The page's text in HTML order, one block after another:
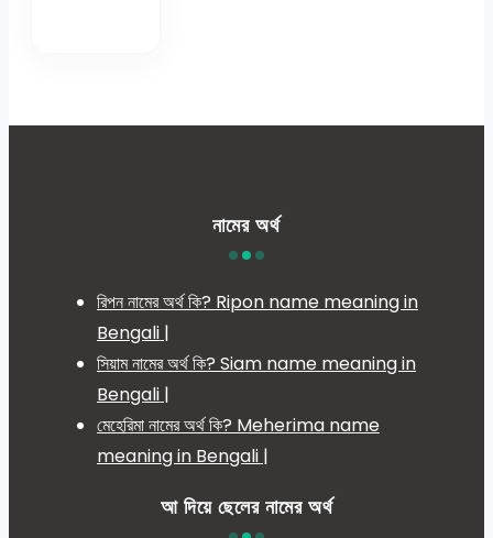
নামের অর্থ
রিপন নামের অর্থ কি? Ripon name meaning in
Bengali |
সিয়াম নামের অর্থ কি? Siam name meaning in
Bengali |
মেহেরিমা নামের অর্থ কি? Meherima name
meaning in Bengali |
আ দিয়ে ছেলের নামের অর্থ